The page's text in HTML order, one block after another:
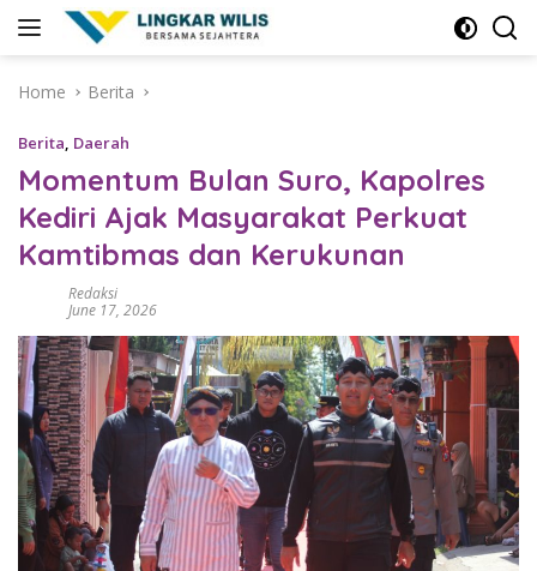
Home
Berita
Berita, Daerah
Momentum Bulan Suro, Kapolres
Kediri Ajak Masyarakat Perkuat
Kamtibmas dan Kerukunan
Redaksi
June 17, 2026